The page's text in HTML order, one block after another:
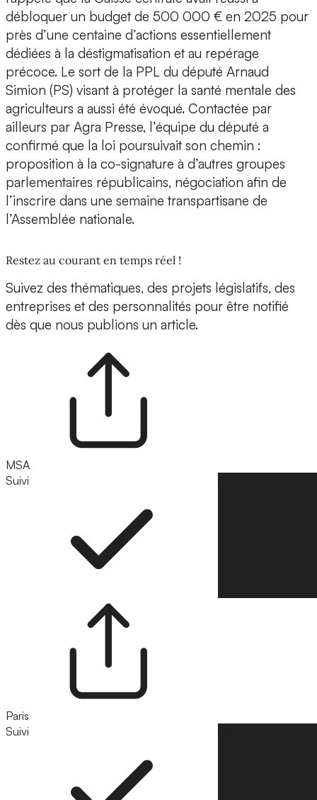
débloquer un budget de 500 000 € en 2025 pour
près d’une centaine d’actions essentiellement
dédiées à la déstigmatisation et au repérage
précoce. Le sort de la PPL du député Arnaud
Simion (PS) visant à protéger la santé mentale des
agriculteurs a aussi été évoqué. Contactée par
ailleurs par Agra Presse, l’équipe du député a
confirmé que la loi poursuivait son chemin :
proposition à la co-signature à d’autres groupes
parlementaires républicains, négociation afin de
l’inscrire dans une semaine transpartisane de
l’Assemblée nationale.
Restez au courant en temps réel !
Suivez des thématiques, des projets législatifs, des
entreprises et des personnalités pour être notifié
dès que nous publions un article.
MSA
Suivi
Paris
Suivi